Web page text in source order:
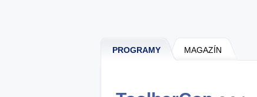
PROGRAMY MAGAZÍN